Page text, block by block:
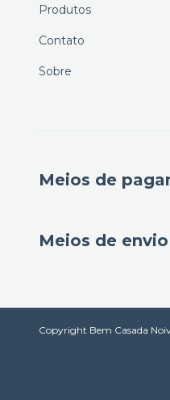
Produtos
Contato
Sobre
Meios de
Meios de envio
Copyright Bem Casada